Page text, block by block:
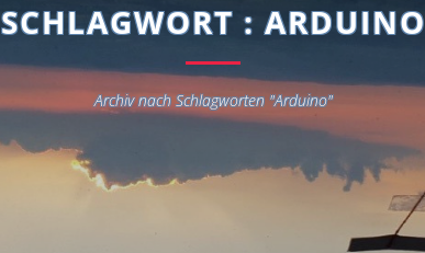
SCHLAGWORT : ARDUINO
Archiv nach Schlagworten "Arduino"